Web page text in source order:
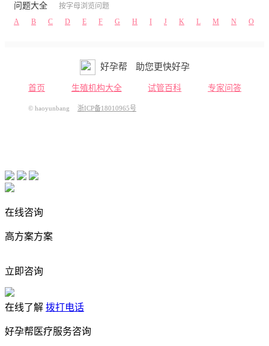
问题大全
按字母浏览问题
A
B C D E F G H I J K L M N O
好孕帮 助您更快好孕
首页 生殖机构大全 试管百科 专家问答
© haoyunbang 浙ICP备18010965号
在线咨询
高方案方案
立即咨询
在线了解 拨打电话
好孕帮医疗服务咨询